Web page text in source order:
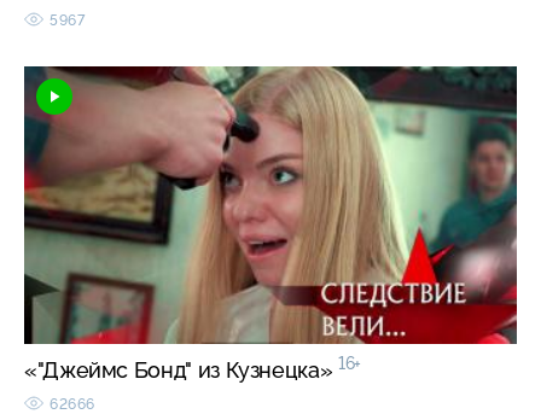
5967
«"Джеймс Бонд" из Кузнецка» 16+
62666